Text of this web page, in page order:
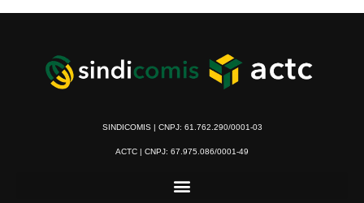
SINDICOMIS | CNPJ: 61.762.290/0001-03
ACTC | CNPJ: 67.975.086/0001-49